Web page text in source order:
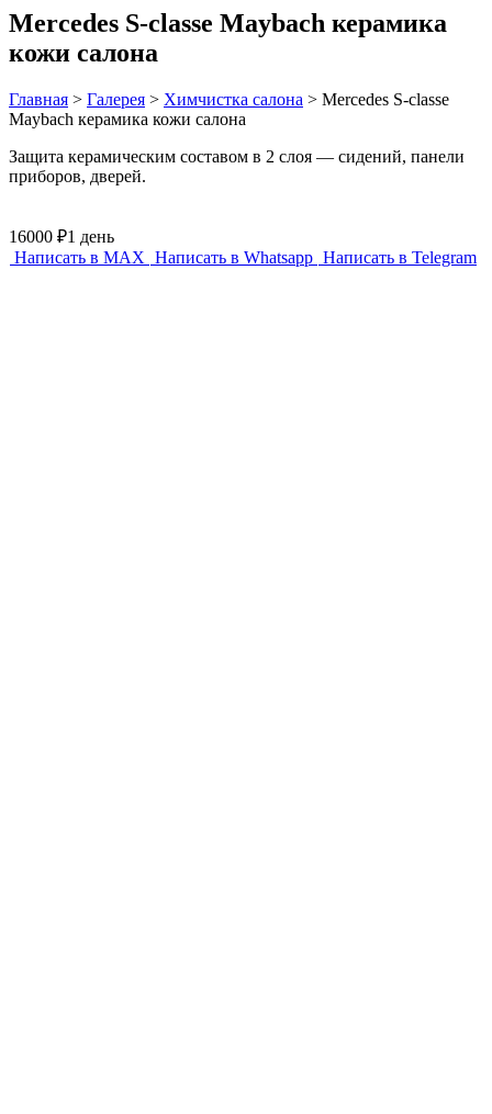
Mercedes S-classe Maybach керамика
кожи салона
Главная > Галерея > Химчистка салона > Mercedes S-classe
Maybach керамика кожи салона
Защита керамическим составом в 2 слоя — сидений, панели
приборов, дверей.
16000 ₽1 день
Написать в MAX Написать в Whatsapp Написать в Telegram